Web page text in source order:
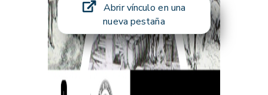
Abrir vínculo en una
nueva pestaña